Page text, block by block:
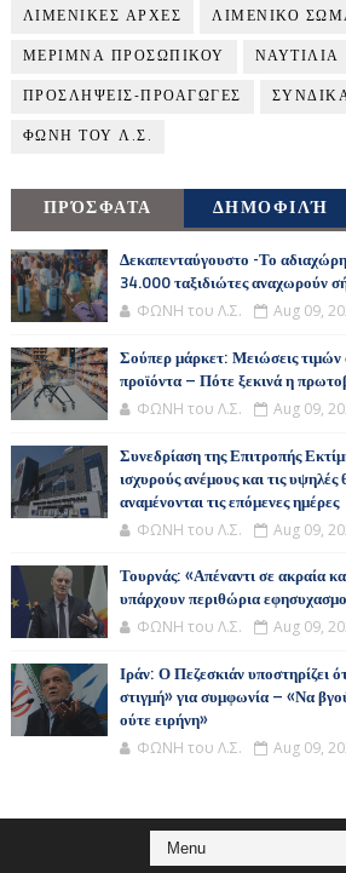
ΛΙΜΕΝΙΚΕΣ ΑΡΧΕΣ ΛΙΜΕΝΙΚΟ
ΜΕΡΙΜΝΑ ΠΡΟΣΩΠΙΚΟΥ ΝΑΥΤΙΛΙΑ
ΠΡΟΣΛΗΨΕΙΣ-ΠΡΟΑΓΩΓΕΣ
ΦΩΝΗ ΤΟΥ Λ.Σ.
ΠΡΌΣΦΑΤΑ ΔΗΜΟΦΙΛΉ
Δεκαπενταύγουστο -Το
34.000 ταξιδιώτες αναχωρούν
ΦΩΝΗ του Λ.Σ. Aug 09,
Σούπερ μάρκετ: Μειώσεις
προϊόντα – Πότε ξεκινά η
ΦΩΝΗ του Λ.Σ. Aug 09,
Συνεδρίαση της Επιτροπής
ισχυρούς ανέμους και τις
αναμένονται τις επόμενες ημέρες
ΦΩΝΗ του Λ.Σ. Aug 09,
Τουρνάς: «Απέναντι σε ακραία
υπάρχουν περιθώρια
ΦΩΝΗ του Λ.Σ. Aug 09,
Ιράν: Ο Πεζεσκιάν υποστηρίζει
στιγμή» για συμφωνία – «Να
ούτε ειρήνη»
ΦΩΝΗ του Λ.Σ. Aug 09,